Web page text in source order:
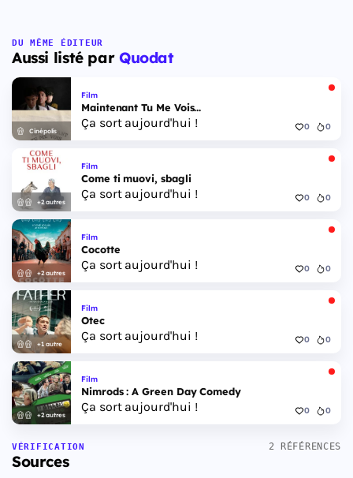
DU MÊME ÉDITEUR
Aussi listé par Quodat
Cinépolis
Film
Maintenant Tu Me Vois...
Ça sort aujourd'hui ! 0 0
+2 autres
Film
Come ti muovi, sbagli
Ça sort aujourd'hui ! 0 0
+2 autres
Film
Cocotte
Ça sort aujourd'hui ! 0 0
+1 autre
Film
Otec
Ça sort aujourd'hui ! 0 0
+2 autres
Film
Nimrods : A Green Day Comedy
Ça sort aujourd'hui ! 0 0
VÉRIFICATION
Sources
2 RÉFÉRENCES